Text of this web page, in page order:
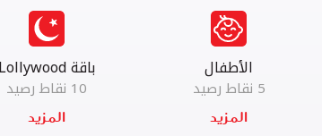
الأطفال
5 نقاط رصيد
‫ باقة Lollywood ‬‏
10 نقاط رصيد